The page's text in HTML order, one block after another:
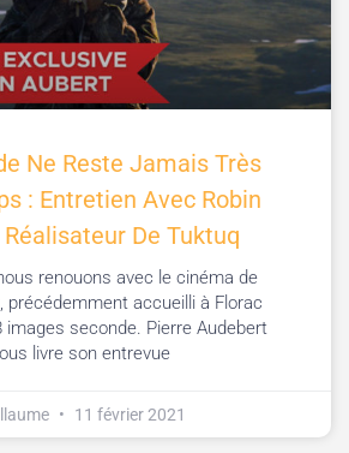
Ne Reste Jamais Très
: Entretien Avec Robin
De Tuktuq
renouons avec le cinéma de
précédemment accueilli à Florac
images seconde. Pierre Audebert
livre son entrevue
11 février 2021